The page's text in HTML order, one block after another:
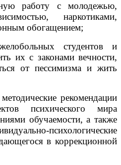
работу с молодежью,
наркотиками,
обогащением;
студентов и
их с законами вечности,
от пессимизма и жить
рекомендации
психического мира
обучаемости, а также
психологические
в коррекционной